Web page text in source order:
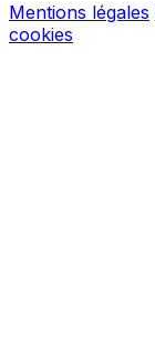
Mentions légales
cookies